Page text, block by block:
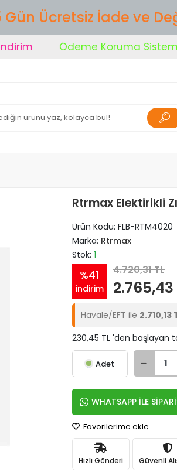
Ücretsiz İade ve
Ödeme Koruma Sistemi
Rtrmax Elektirikli
Ürün Kodu: FLB-RTM4020
Marka: Rtrmax
Stok: 1
%41
indirim
4.720,31 TL
2.765,43
Havale/EFT ile 2.710,13
230,45 TL 'den başlayan
Adet
WHATSAPP İLE
Favorilerime ekle
Hızlı Gönderi Güvenli